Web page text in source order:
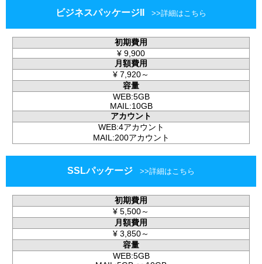
ビジネスパッケージII
初期費用
¥ 9,900
月額費用
¥ 7,920～
容量
WEB:5GB
MAIL:10GB
アカウント
WEB:4アカウント
MAIL:200アカウント
SSLパッケージ
初期費用
¥ 5,500～
月額費用
¥ 3,850～
容量
WEB:5GB